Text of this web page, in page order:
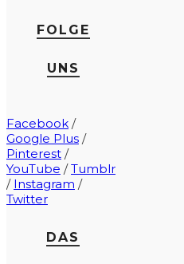
FOLGE
UNS
Facebook /
Google Plus /
Pinterest /
YouTube /Tumblr
/ Instagram /
Twitter
DAS